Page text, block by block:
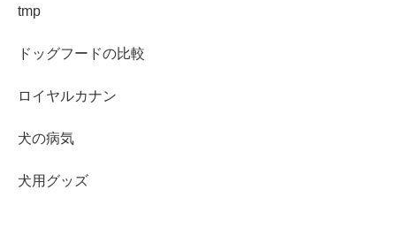
tmp
ドッグフードの比較
ロイヤルカナン
犬の病気
犬用グッズ